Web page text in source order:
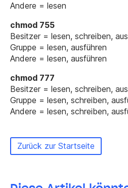
Andere = lesen
chmod 755
Besitzer = lesen, schreiben,
Gruppe = lesen, ausführen
Andere = lesen, ausführen
chmod 777
Besitzer = lesen, schreiben,
Gruppe = lesen, schreiben,
Andere = lesen, schreiben,
Zurück zur Startseite